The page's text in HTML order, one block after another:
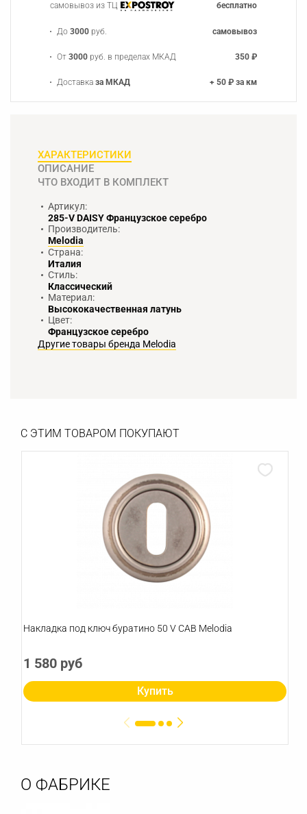
самовывоз из ТЦ бесплатно
До3000 руб. самовывоз
От3000 руб. в пределах МКАД 350 ₽
Доставказа МКАД + 50 ₽ за км
ХАРАКТЕРИСТИКИ
ОПИСАНИЕ
ЧТО ВХОДИТ В КОМПЛЕКТ
Артикул:
285-V DAISY Французское серебро
Производитель:
Melodia
Страна:
Италия
Стиль:
Классический
Материал:
Высококачественная латунь
Цвет:
Французское серебро
Другие товары бренда Melodia
С ЭТИМ ТОВАРОМ ПОКУПАЮТ
Накладка под ключ буратино 50 V CAB Melodia
1 580 руб
Купить
О ФАБРИКЕ